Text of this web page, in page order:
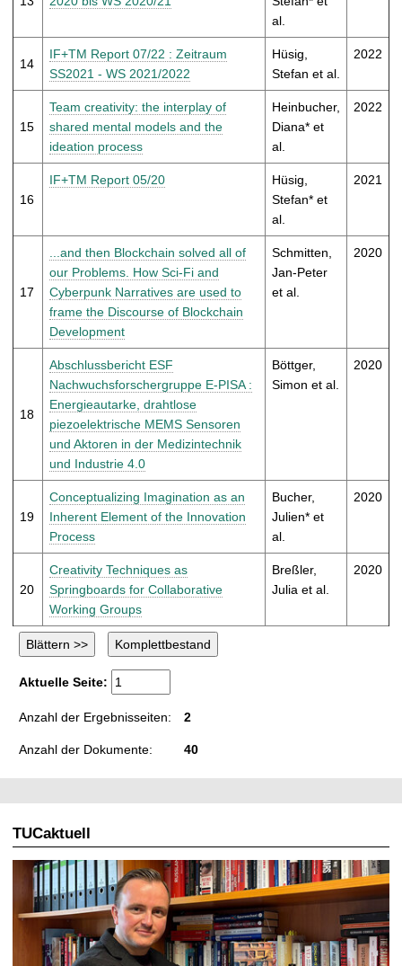
al.
14
IF+TM Report 07/22 : Zeitraum
SS2021 - WS 2021/2022
Hüsig,
Stefan et al.
2022
15
Team creativity: the interplay of
shared mental models and the
ideation process
Heinbucher,
Diana* et
al.
2022
16
IF+TM Report 05/20
Hüsig,
Stefan* et
al.
2021
17
...and then Blockchain solved all of
our Problems. How Sci-Fi and
Cyberpunk Narratives are used to
frame the Discourse of Blockchain
Development
Schmitten,
Jan-Peter
et al.
2020
18
Abschlussbericht ESF
Nachwuchsforschergruppe E-PISA :
Energieautarke, drahtlose
piezoelektrische MEMS Sensoren
und Aktoren in der Medizintechnik
und Industrie 4.0
Böttger,
Simon et al.
2020
19
Conceptualizing Imagination as an
Inherent Element of the Innovation
Process
Bucher,
Julien* et
al.
2020
20
Creativity Techniques as
Springboards for Collaborative
Working Groups
Breßler,
Julia et al.
2020
Aktuelle Seite:
Anzahl der Ergebnisseiten: 2
Anzahl der Dokumente: 40
TUCaktuell